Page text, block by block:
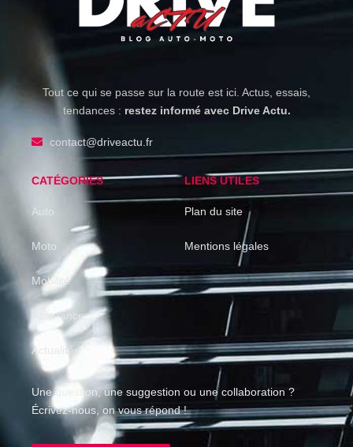
Tout ce qui se passe sur la route est ici. Actus, essais,
tendances : restez informé avec Drive Actu.
contact@driveactu.fr
CATÉGORIES
Auto
Moto
Mobilité
Assurance
Actualités
LIENS UTILES
Plan du site
Mentions légales
Une question, une suggestion ou une collaboration ?
Écrivez-nous, on vous répond !